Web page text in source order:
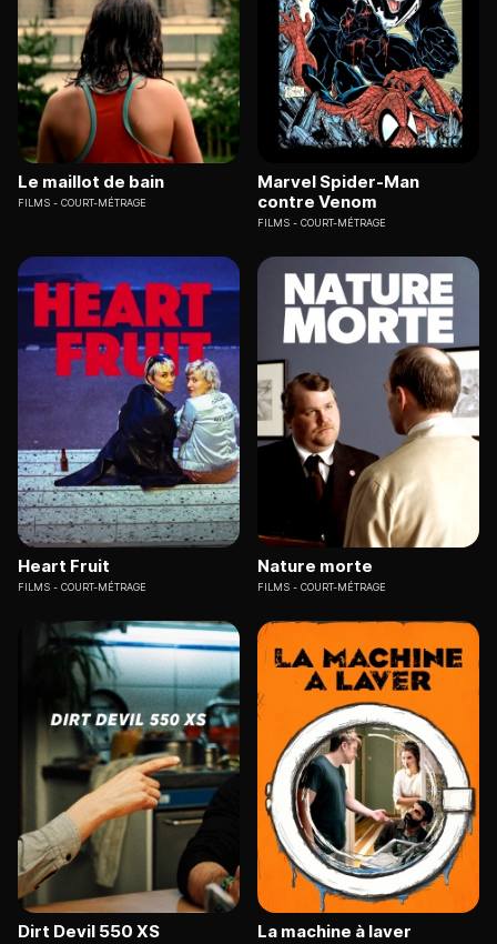
Le maillot de bain
FILMS COURT-MÉTRAGE
Marvel Spider-Man
contre Venom
FILMS COURT-MÉTRAGE
Heart Fruit
FILMS COURT-MÉTRAGE
Nature morte
FILMS COURT-MÉTRAGE
Dirt Devil 550 XS La machine à laver